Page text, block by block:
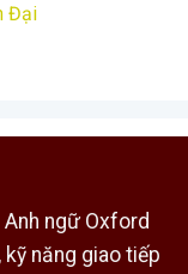
Đại
ngữ Oxford
năng giao tiếp